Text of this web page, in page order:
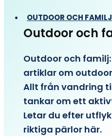
OUTDOOR OCH FAMILJ
Outdoor och
Outdoor och
artiklar om
Allt från vandring
tankar om ett
Letar du efter
riktiga pärlor här.